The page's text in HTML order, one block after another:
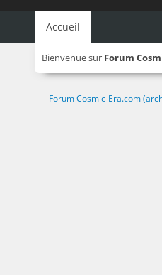
Accueil
Bienvenue sur Forum
Forum Cosmic-Era.com